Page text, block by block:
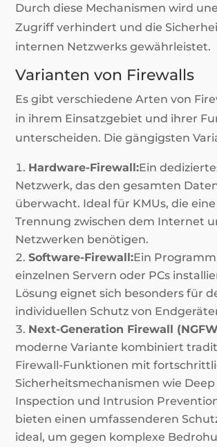
Durch diese Mechanismen wird
Zugriff verhindert und die
internen Netzwerks gewährleistet.
Varianten von Firewalls
Es gibt verschiedene Arten von
in ihrem Einsatzgebiet und ihrer
unterscheiden. Die gängigsten
Hardware-Firewall:Ein
Netzwerk, das den gesamten
überwacht. Ideal für KMUs, die
Trennung zwischen dem Internet
Netzwerken benötigen.
Software-Firewall:Ein
einzelnen Servern oder PCs
Lösung eignet sich besonders für
individuellen Schutz von
Next-Generation Firewall
moderne Variante kombiniert
Firewall-Funktionen mit
Sicherheitsmechanismen wie
Inspection und Intrusion
bieten einen umfassenderen
ideal, um gegen komplexe